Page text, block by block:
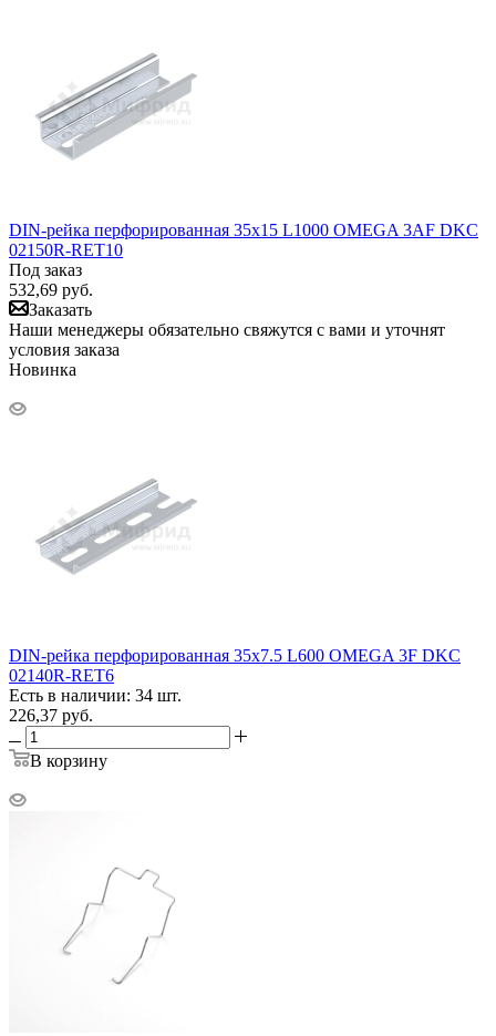
DIN-рейка перфорированная 35х15 L1000 OMEGA 3AF DKC
02150R-RET10
Под заказ
532,69 руб.
Заказать
Наши менеджеры обязательно свяжутся с вами и уточнят
условия заказа
Новинка
DIN-рейка перфорированная 35х7.5 L600 OMEGA 3F DKC
02140R-RET6
Есть в наличии: 34 шт.
226,37 руб.
В корзину